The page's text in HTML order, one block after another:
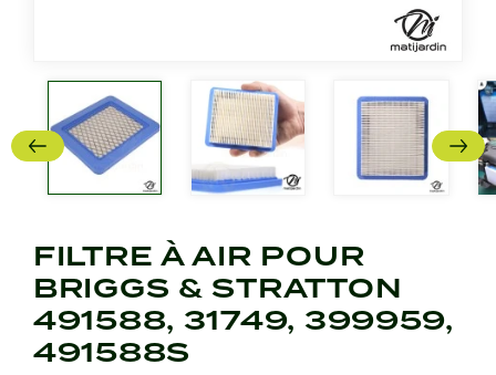
FILTRE À AIR POUR
BRIGGS & STRATTON
491588, 31749, 399959,
491588S